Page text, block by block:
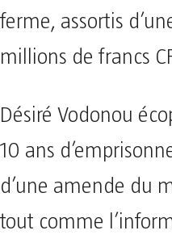
ferme, assortis
millions de francs
Désiré Vodonou
10 ans
d’une amende du
tout comme